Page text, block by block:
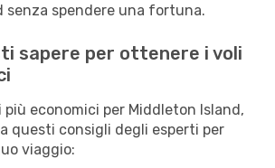
senza spendere una fortuna.
sapere per ottenere i voli
più economici per Middleton Island,
questi consigli degli esperti per
viaggio: